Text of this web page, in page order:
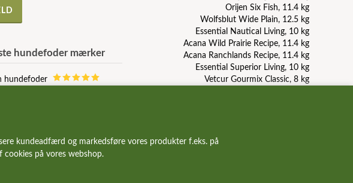
kundeadfærd og markedsføre vores produkter f.eks. på
på vores webshop.
hundefoder mærker
hundefoder
hundefoder
hundefoder
Orijen Six Fish, 11.4 kg
Wolfsblut Wide Plain, 12.5 kg
Essential Nautical Living, 10 kg
Acana Wild Prairie Recipe, 11.4 kg
Acana Ranchlands Recipe, 11.4 kg
Essential Superior Living, 10 kg
Vetcur Gourmix Classic, 8 kg
Taste Of The Wild Pacific Stream, 12.2 kg